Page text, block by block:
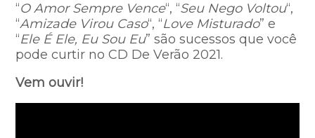
“O Amor Sempre Vence“, “Seu Nego Voltou“,
“Amizade Virou Caso“, “Love Misturado” e
“Ele É Ele, Eu Sou Eu” são sucessos que você
pode curtir no CD De Verão 2021.
Vem ouvir!